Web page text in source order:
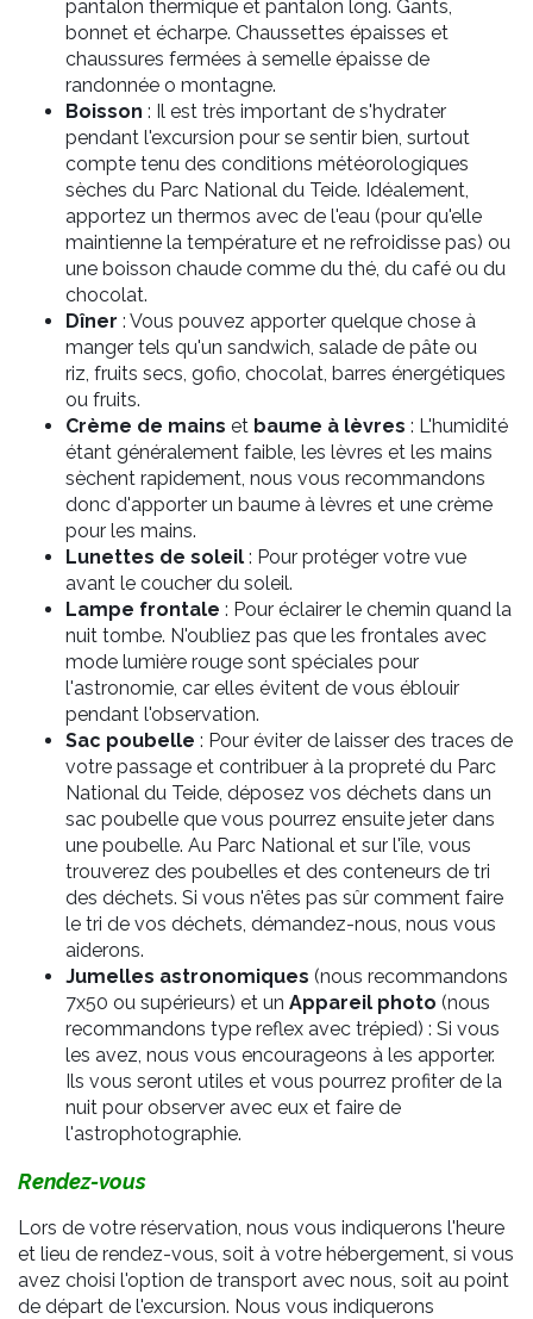
pantalon thermique et pantalon long. Gants,
bonnet et écharpe. Chaussettes épaisses et
chaussures fermées à semelle épaisse de
randonnée o montagne.
Boisson : Il est très important de s'hydrater
pendant l'excursion pour se sentir bien, surtout
compte tenu des conditions météorologiques
sèches du Parc National du Teide. Idéalement,
apportez un thermos avec de l'eau (pour qu'elle
maintienne la température et ne refroidisse pas) ou
une boisson chaude comme du thé, du café ou du
chocolat.
Dîner : Vous pouvez apporter quelque chose à
manger tels qu'un sandwich, salade de pâte ou
riz, fruits secs, gofio, chocolat, barres énergétiques
ou fruits.
Crème de mains et baume à lèvres : L'humidité
étant généralement faible, les lèvres et les mains
sèchent rapidement, nous vous recommandons
donc d'apporter un baume à lèvres et une crème
pour les mains.
Lunettes de soleil : Pour protéger votre vue
avant le coucher du soleil.
Lampe frontale : Pour éclairer le chemin quand la
nuit tombe. N'oubliez pas que les frontales avec
mode lumière rouge sont spéciales pour
l'astronomie, car elles évitent de vous éblouir
pendant l'observation.
Sac poubelle : Pour éviter de laisser des traces de
votre passage et contribuer à la propreté du Parc
National du Teide, déposez vos déchets dans un
sac poubelle que vous pourrez ensuite jeter dans
une poubelle. Au Parc National et sur l'île, vous
trouverez des poubelles et des conteneurs de tri
des déchets. Si vous n'êtes pas sûr comment faire
le tri de vos déchets, démandez-nous, nous vous
aiderons.
Jumelles astronomiques (nous recommandons
7x50 ou supérieurs) et un Appareil photo (nous
recommandons type reflex avec trépied) : Si vous
les avez, nous vous encourageons à les apporter.
Ils vous seront utiles et vous pourrez profiter de la
nuit pour observer avec eux et faire de
l'astrophotographie.
Rendez-vous
Lors de votre réservation, nous vous indiquerons l'heure
et lieu de rendez-vous, soit à votre hébergement, si vous
avez choisi l'option de transport avec nous, soit au point
de départ de l'excursion. Nous vous indiquerons